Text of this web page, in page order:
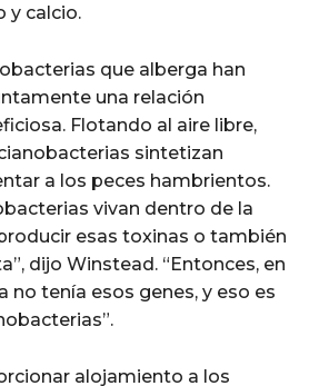
y calcio.
que alberga han
una relación
Flotando al aire libre,
sintetizan
a los peces hambrientos.
vivan dentro de la
esas toxinas o también
dijo Winstead. “Entonces, en
no tenía esos genes, y eso es
alojamiento a los